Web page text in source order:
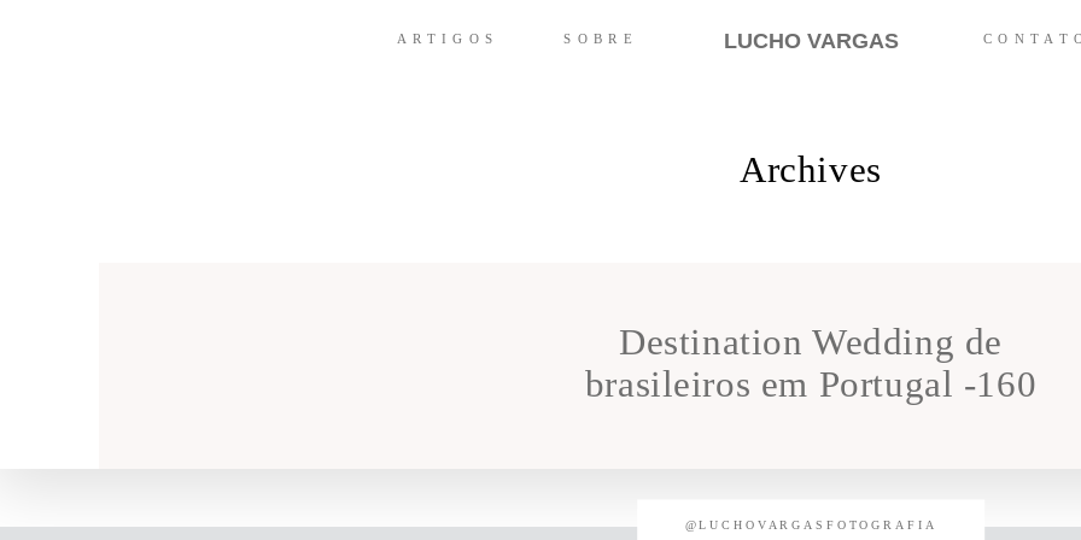
ARTIGOS SOBRE LUCHO VARGAS
Archives
Destination Wedding de
brasileiros em Portugal -160
@LUCHOVARGASFOTOGRAFIA